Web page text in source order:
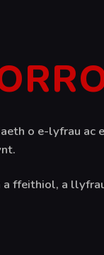
Tua'r
NI
(UK)
o e-lyfrau
ffeithiol, a